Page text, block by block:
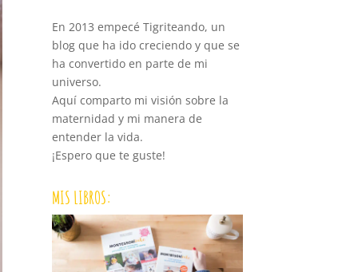
En 2013 empecé Tigriteando, un
blog que ha ido creciendo y que se
ha convertido en parte de mi
universo.
Aquí comparto mi visión sobre la
maternidad y mi manera de
entender la vida.
¡Espero que te guste!
MIS LIBROS: